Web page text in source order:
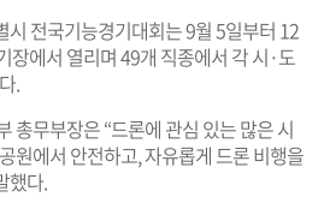
시 전국기능경기대회는 9월 5일부터 12
장에서 열리며 49개 직종에서 각 시·도
.
총무부장은 “드론에 관심 있는 많은 시
원에서 안전하고, 자유롭게 드론 비행을
했다.